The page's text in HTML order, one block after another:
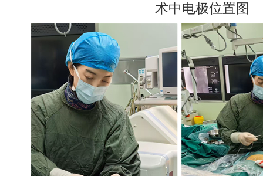
术中电极位置图